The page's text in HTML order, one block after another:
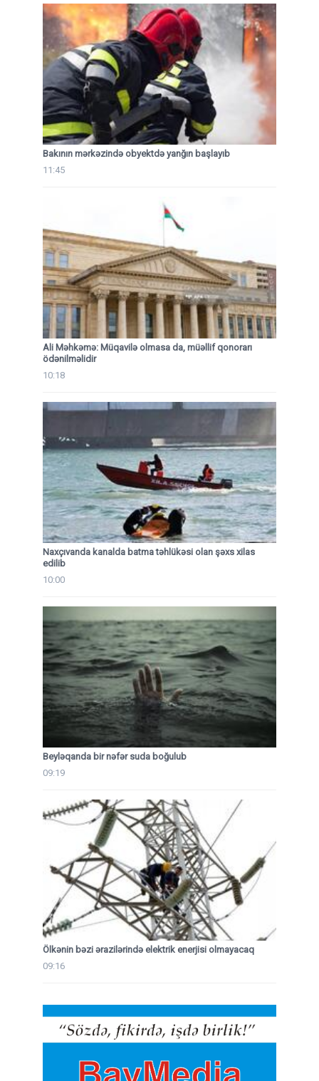
Bakının mərkəzində obyektdə yanğın başlayıb
11:45
Ali Məhkəmə: Müqavilə olmasa da, müəllif qonorarı
ödənilməlidir
10:18
Naxçıvanda kanalda batma təhlükəsi olan şəxs xilas
edilib
10:00
Beyləqanda bir nəfər suda boğulub
09:19
Ölkənin bəzi ərazilərində elektrik enerjisi olmayacaq
09:16